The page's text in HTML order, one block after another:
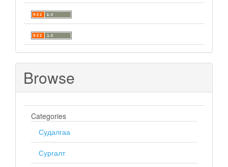
Browse
Categories
Судалгаа
Сургалт